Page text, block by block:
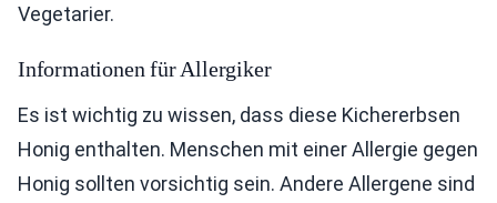
Vegetarier.
Informationen für Allergiker
Es ist wichtig zu wissen, dass diese Kichererbsen
Honig enthalten. Menschen mit einer Allergie gegen
Honig sollten vorsichtig sein. Andere Allergene sind